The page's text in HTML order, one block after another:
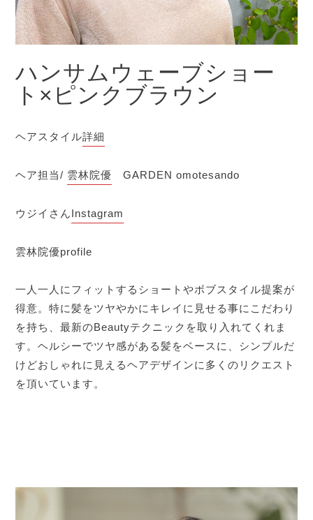
ハンサムウェーブショー
ト×ピンクブラウン
ヘアスタイル詳細
ヘア担当/ 雲林院優 GARDEN omotesando
ウジイさんInstagram
雲林院優profile
一人一人にフィットするショートやボブスタイル提案が
得意。特に髪をツヤやかにキレイに見せる事にこだわり
を持ち、最新のBeautyテクニックを取り入れてくれま
す。ヘルシーでツヤ感がある髪をベースに、シンプルだ
けどおしゃれに見えるヘアデザインに多くのリクエスト
を頂いています。